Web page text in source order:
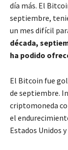
día más. El
septiembre,
un mes difícil
década,
ha podido
El Bitcoin fue
de septiembre.
criptomoneda
el
Estados Unidos y